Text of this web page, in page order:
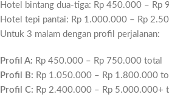
Hotel bintang dua-tiga: Rp 450.000 – Rp
Hotel tepi pantai: Rp 1.000.000 – Rp
Untuk 3 malam dengan profil perjalanan:
Profil A: Rp 450.000 – Rp 750.000 total
Profil B: Rp 1.050.000 – Rp 1.800.000
Profil C: Rp 2.400.000 – Rp 5.000.000+